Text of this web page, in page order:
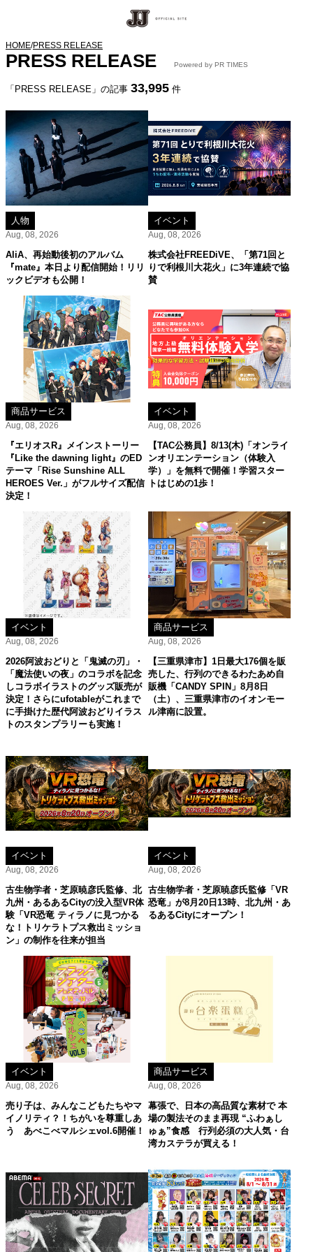
HOME/PRESS RELEASE
PRESS RELEASE Powered by PR TIMES
「PRESS RELEASE」の記事 33,995 件
人物
Aug, 08, 2026
AliA、再始動後初のアルバム
『mate』本日より配信開始！リリ
ックビデオも公開！
イベント
Aug, 08, 2026
株式会社FREEDiVE、「第71回と
りで利根川大花火」に3年連続で協
賛
商品サービス
Aug, 08, 2026
『エリオスR』メインストーリー
『Like the dawning light』のED
テーマ「Rise Sunshine ALL
HEROES Ver.」がフルサイズ配信
決定！
イベント
Aug, 08, 2026
【TAC公務員】8/13(木)「オンライ
ンオリエンテーション（体験入
学）」を無料で開催！学習スター
トはじめの1歩！
イベント
Aug, 08, 2026
2026阿波おどりと「鬼滅の刃」・
「魔法使いの夜」のコラボを記念
しコラボイラストのグッズ販売が
決定！さらにufotableがこれまで
に手掛けた歴代阿波おどりイラス
トのスタンプラリーも実施！
商品サービス
Aug, 08, 2026
【三重県津市】1日最大176個を販
売した、行列のできるわたあめ自
販機「CANDY SPIN」8月8日
（土）、三重県津市のイオンモー
ル津南に設置。
イベント
Aug, 08, 2026
古生物学者・芝原暁彦氏監修、北
九州・あるあるCityの没入型VR体
験「VR恐竜 ティラノに見つかる
な！トリケラトプス救出ミッショ
ン」の制作を往来が担当
イベント
Aug, 08, 2026
古生物学者・芝原暁彦氏監修「VR
恐竜」が8月20日13時、北九州・あ
るあるCityにオープン！
イベント
Aug, 08, 2026
売り子は、みんなこどもたちやマ
イノリティ？！ちがいを尊重しあ
う あべこべマルシェvol.6開催！
商品サービス
Aug, 08, 2026
幕張で、日本の高品質な素材で 本
場の製法そのまま再現 “ふわぁし
ゅぁ”食感 行列必須の大人気・台
湾カステラが買える！